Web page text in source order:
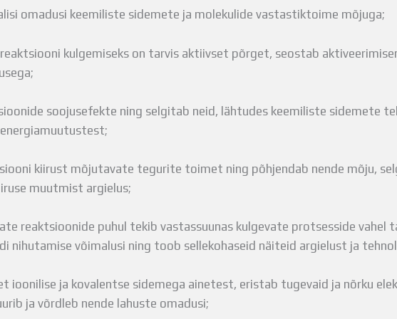
omadusi keemiliste sidemete ja molekulide vastastiktoime mõjuga;
kulgemiseks on tarvis aktiivset põrget, seostab
soojusefekte ning selgitab neid, lähtudes keemiliste sidemete
kiirust mõjutavate tegurite toimet ning põhjendab nende mõju,
muutmist argielus;
reaktsioonide puhul tekib vastassuunas kulgevate protsesside vahel
nihutamise võimalusi ning toob sellekohaseid näiteid argielust ja
ioonilise ja kovalentse sidemega ainetest, eristab tugevaid ja nõrku
ja võrdleb nende lahuste omadusi;